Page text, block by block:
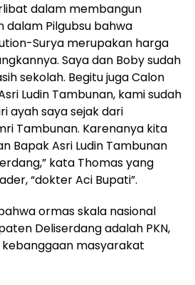
dalam membangun
dalam Pilgubsu bahwa
Surya merupakan harga
Saya dan Boby sudah
sekolah. Begitu juga Calon
Ludin Tambunan, kami sudah
ayah saya sejak dari
Tambunan. Karenanya kita
Bapak Asri Ludin Tambunan
kata Thomas yang
“dokter Aci Bupati”.
ormas skala nasional
Deliserdang adalah PKN,
kebanggaan masyarakat